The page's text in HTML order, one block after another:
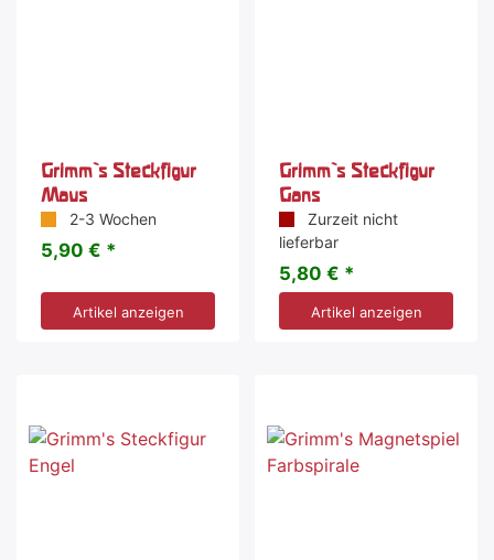
Grimm`s Steckfigur
Maus
2-3 Wochen
5,90 € *
Artikel anzeigen
Grimm`s Steckfigur
Gans
Zurzeit nicht
lieferbar
5,80 € *
Artikel anzeigen